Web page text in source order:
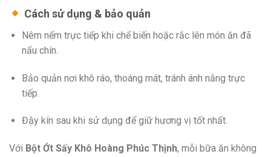
Cách sử dụng & bảo quản
Nêm nếm trực tiếp khi chế biến hoặc rắc lên món ăn đã
nấu chín.
Bảo quản nơi khô ráo, thoáng mát, tránh ánh nắng trực
tiếp.
Đậy kín sau khi sử dụng để giữ hương vị tốt nhất.
Với Bột Ớt Sấy Khô Hoàng Phúc Thịnh, mỗi bữa ăn không